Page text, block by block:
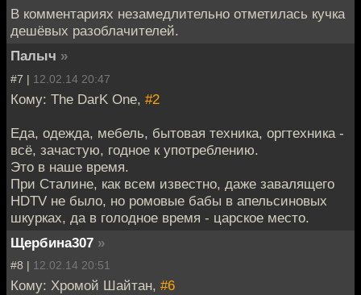
В комментариях незамедлительно отметилась кучка
дешёвых разоблачителей.
Палыч »
#7 | 12.02.14 20:47
Кому: The DarK One, #2
Еда, одежда, мебель, бытовая техника, оргтехника -
всё, зачастую, годное к употреблению.
Это в наше время.
При Сталине, как всем известно, даже завалящего
HDTV не было, но ромовые бабы в апельсиновых
шкурках, да в голодное время - царское место.
Щербина307 »
#8 | 12.02.14 20:51
Кому: Хромой Шайтан, #6